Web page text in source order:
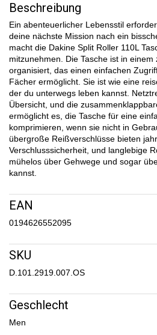
Beschreibung
Ein abenteuerlicher Lebensstil
deine nächste Mission nach ein
macht die Dakine Split Roller 110L
mitzunehmen. Die Tasche ist in einem
organisiert, das einen einfachen
Fächer ermöglicht. Sie ist wie eine
der du unterwegs leben kannst.
Übersicht, und die
ermöglicht es, die Tasche für eine
komprimieren, wenn sie nicht in
übergroße Reißverschlüsse bieten
Verschlusssicherheit, und langlebige
mühelos über Gehwege und sogar
kannst.
EAN
0194626552095
SKU
D.101.2919.007.OS
Geschlecht
Men